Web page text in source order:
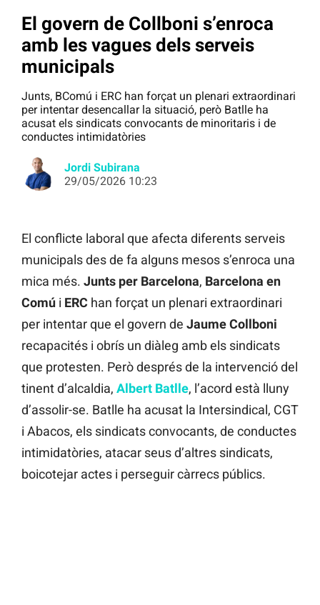
El govern de Collboni s’enroca
amb les vagues dels serveis
municipals
Junts, BComú i ERC han forçat un plenari extraordinari
per intentar desencallar la situació, però Batlle ha
acusat els sindicats convocants de minoritaris i de
conductes intimidatòries
Jordi Subirana
29/05/2026 10:23
El conflicte laboral que afecta diferents serveis
municipals des de fa alguns mesos s’enroca una
mica més. Junts per Barcelona, Barcelona en
Comú i ERC han forçat un plenari extraordinari
per intentar que el govern de Jaume Collboni
recapacités i obrís un diàleg amb els sindicats
que protesten. Però després de la intervenció del
tinent d’alcaldia, Albert Batlle, l’acord està lluny
d’assolir-se. Batlle ha acusat la Intersindical, CGT
i Abacos, els sindicats convocants, de conductes
intimidatòries, atacar seus d’altres sindicats,
boicotejar actes i perseguir càrrecs públics.